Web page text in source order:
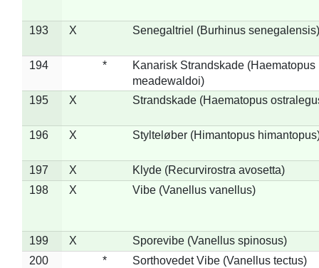
193 X Senegaltriel (Burhinus senegalensis)
194 *
Kanarisk Strandskade (Haematopus
meadewaldoi)
195
X Strandskade (Haematopus
196 X Stylteløber (Himantopus
197 X
Klyde (Recurvirostra avosetta)
198
X Vibe (Vanellus vanellus)
199 X
Sporevibe (Vanellus spinosus)
200
*
Sorthovedet Vibe (Vanellus tectus)